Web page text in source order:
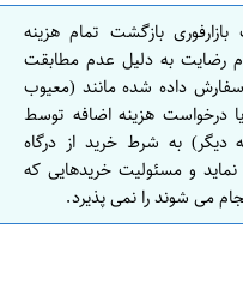
بازگشت تمام هزینه
رضایت به دلیل عدم مطابقت
سفارش داده شده مانند (معیوب
درخواست هزینه اضافه توسط
دیگر) به شرط خرید از درگاه
و مسئولیت خریدهایی که
می شوند را نمی پذیرد.